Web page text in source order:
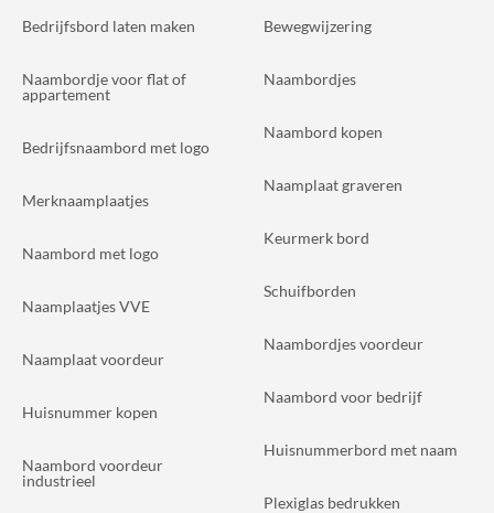
Bedrijfsbord laten maken
Naambordje voor flat of
appartement
Bedrijfsnaambord met logo
Merknaamplaatjes
Naambord met logo
Naamplaatjes VVE
Naamplaat voordeur
Huisnummer kopen
Naambord voordeur
industrieel
Bewegwijzering
Naambordjes
Naambord kopen
Naamplaat graveren
Keurmerk bord
Schuifborden
Naambordjes voordeur
Naambord voor bedrijf
Huisnummerbord met naam
Plexiglas bedrukken